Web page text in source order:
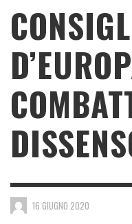
16 GIUGNO 2020